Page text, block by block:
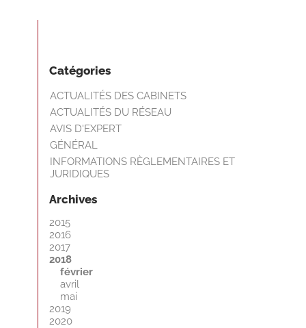
Catégories
ACTUALITÉS DES CABINETS
ACTUALITÉS DU RÉSEAU
AVIS D'EXPERT
GÉNÉRAL
INFORMATIONS RÈGLEMENTAIRES ET
JURIDIQUES
Archives
2015
2016
2017
2018
février
avril
mai
2019
2020